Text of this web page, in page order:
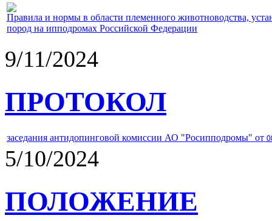
Правила и нормы в области племенного животноводства,
пород на ипподромах Российской Федерации
9/11/2024
ПРОТОКОЛ
заседания антидопинговой комиссии АО "Росипподромы" от
5/10/2024
ПОЛОЖЕНИЕ